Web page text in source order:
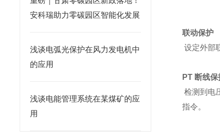
联动保护
设定外部
PT 断线保
检测到电
指令。
安科瑞助力零碳园区智能化发展
浅谈电弧光保护在风力发电机中
的应用
浅谈电能管理系统在某煤矿的应
用